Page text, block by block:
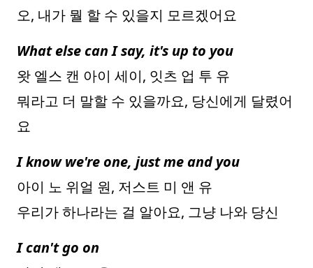
오, 내가 뭘 할 수 있을지 모르겠어요
What else can I say, it's up to you
왓 엘스 캔 아이 세이, 잇츠 업 투 유
뭐라고 더 말할 수 있을까요, 당신에게 달렸어
요
I know we're one, just me and you
아이 노 위얼 원, 저스트 미 앤 유
우리가 하나라는 걸 알아요, 그냥 나와 당신
I can't go on